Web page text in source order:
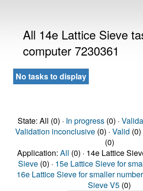
All 14e Lattice Sieve
computer 7230361
No tasks to display
State: All (0) · In progress(0) ·
Validation inconclusive(0) · Valid (0)
(0)
Application: All (0) · 14e Lattice
Sieve (0) · 15e Lattice Sieve for
16e Lattice Sieve for smaller
Sieve V5 (0)